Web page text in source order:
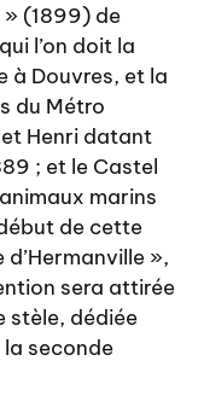
» (1899) de
l’on doit la
à Douvres, et la
du Métro
Henri datant
; et le Castel
marins
de cette
»,
sera attirée
stèle, dédiée
seconde